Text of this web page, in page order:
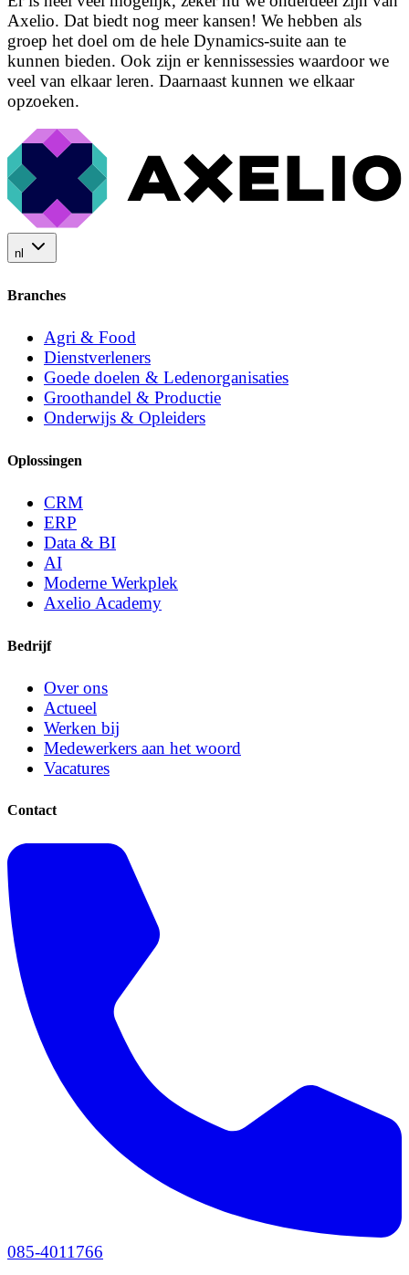
Axelio. Dat biedt nog meer kansen! We hebben als
groep het doel om de hele Dynamics-suite aan te
kunnen bieden. Ook zijn er kennissessies waardoor we
veel van elkaar leren. Daarnaast kunnen we elkaar
opzoeken.
nl
Branches
Agri & Food
Dienstverleners
Goede doelen & Ledenorganisaties
Groothandel & Productie
Onderwijs & Opleiders
Oplossingen
CRM
ERP
Data & BI
AI
Moderne Werkplek
Axelio Academy
Bedrijf
Over ons
Actueel
Werken bij
Medewerkers aan het woord
Vacatures
Contact
085-4011766